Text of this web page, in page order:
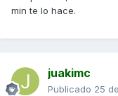
min te lo hace.
juakimc
Publicado 25